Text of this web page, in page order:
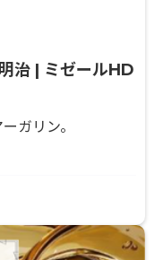
治 | ミゼールHD
ガリン。